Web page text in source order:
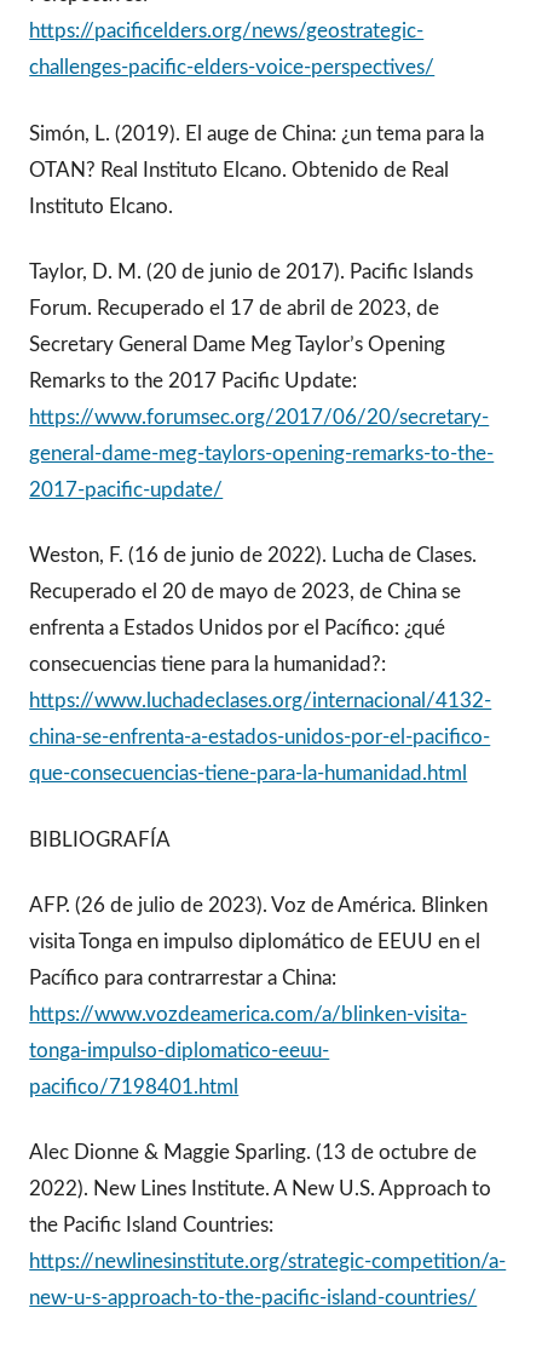
https://pacificelders.org/news/geostrategic-
challenges-pacific-elders-voice-perspectives/
Simón, L. (2019). El auge de China: ¿un tema para la
OTAN? Real Instituto Elcano. Obtenido de Real
Instituto Elcano.
Taylor, D. M. (20 de junio de 2017). Pacific Islands
Forum. Recuperado el 17 de abril de 2023, de
Secretary General Dame Meg Taylor’s Opening
Remarks to the 2017 Pacific Update:
https://www.forumsec.org/2017/06/20/secretary-
general-dame-meg-taylors-opening-remarks-to-the-
2017-pacific-update/
Weston, F. (16 de junio de 2022). Lucha de Clases.
Recuperado el 20 de mayo de 2023, de China se
enfrenta a Estados Unidos por el Pacífico: ¿qué
consecuencias tiene para la humanidad?:
https://www.luchadeclases.org/internacional/4132-
china-se-enfrenta-a-estados-unidos-por-el-pacifico-
que-consecuencias-tiene-para-la-humanidad.html
BIBLIOGRAFÍA
AFP. (26 de julio de 2023). Voz de América. Blinken
visita Tonga en impulso diplomático de EEUU en el
Pacífico para contrarrestar a China:
https://www.vozdeamerica.com/a/blinken-visita-
tonga-impulso-diplomatico-eeuu-
pacifico/7198401.html
Alec Dionne & Maggie Sparling. (13 de octubre de
2022). New Lines Institute. A New U.S. Approach to
the Pacific Island Countries:
https://newlinesinstitute.org/strategic-competition/a-
new-u-s-approach-to-the-pacific-island-countries/